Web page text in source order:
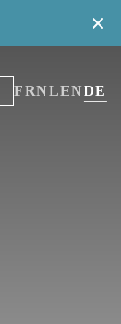
FR EN
NL DE